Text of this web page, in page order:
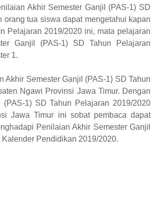
Akhir Semester Ganjil (PAS-1) SD
tua siswa dapat mengetahui kapan
Pelajaran 2019/2020 ini, mata pelajaran
Ganjil (PAS-1) SD Tahun Pelajaran
1.
Semester Ganjil (PAS-1) SD Tahun
Ngawi Provinsi Jawa Timur. Dengan
1) SD Tahun Pelajaran 2019/2020
Jawa Timur ini sobat pembaca dapat
Penilaian Akhir Semester Ganjil
Pendidikan 2019/2020.